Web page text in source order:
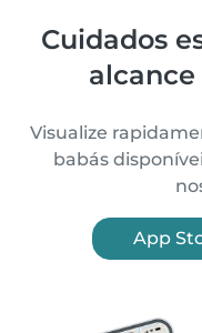
Cuidados
Visualize
babás
App